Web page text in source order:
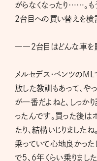
がらなくなったり……。も
2台目への買い替えを検
――2台目はどんな車を
メルセデス・ベンツの
放した教訓もあって、や
が一番だよねと、しっか
ったんです。買った後は
たり、結構いじりました
乗っていて心地良かった
で5、6年くらい乗りました